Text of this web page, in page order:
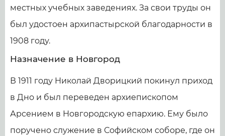
местных учебных заведениях. За свои труды он
был удостоен архипастырской благодарности в
1908 году.
Назначение в Новгород
В 1911 году Николай Дворицкий покинул приход
в Дно и был переведен архиепископом
Арсением в Новгородскую епархию. Ему было
поручено служение в Софийском соборе, где он